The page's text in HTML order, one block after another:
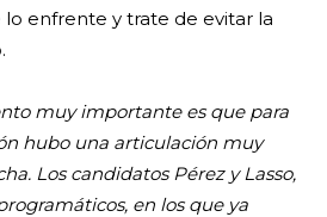
enfrente y trate de evitar la
muy importante es que para
hubo una articulación muy
Los candidatos Pérez y Lasso,
en los que ya